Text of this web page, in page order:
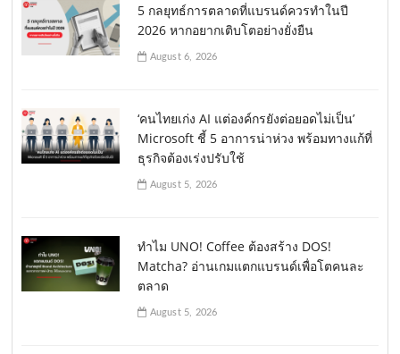
5 กลยุทธ์การตลาดที่แบรนด์ควรทำในปี
2026 หากอยากเติบโตอย่างยั่งยืน
August 6, 2026
‘คนไทยเก่ง AI แต่องค์กรยังต่อยอดไม่เป็น’
Microsoft ชี้ 5 อาการน่าห่วง พร้อมทางแก้ที่
ธุรกิจต้องเร่งปรับใช้
August 5, 2026
ทำไม UNO! Coffee ต้องสร้าง DOS!
Matcha? อ่านเกมแตกแบรนด์เพื่อโตคนละ
ตลาด
August 5, 2026